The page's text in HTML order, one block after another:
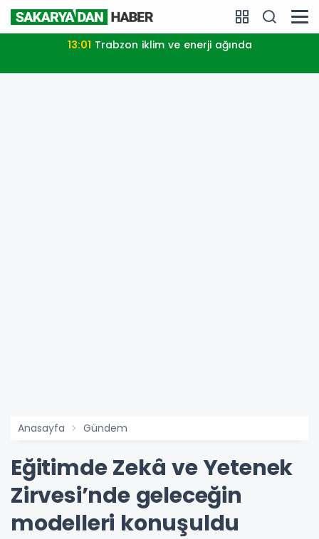
13:01 Trabzon iklim ve enerji ağında
Anasayfa Gündem
Eğitimde Zekâ ve Yetenek
Zirvesi’nde geleceğin
modelleri konuşuldu